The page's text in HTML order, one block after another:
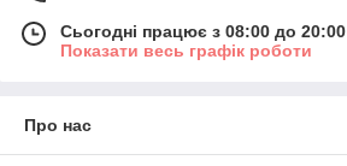
Сьогодні працює з 08:00 до 20:00
Показати весь графік роботи
Про нас